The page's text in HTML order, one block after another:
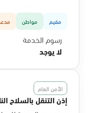
مقيم مواطن
رسوم الخدمة
لا يوجد
الأمن العام
إذن التنقل بالسلاح